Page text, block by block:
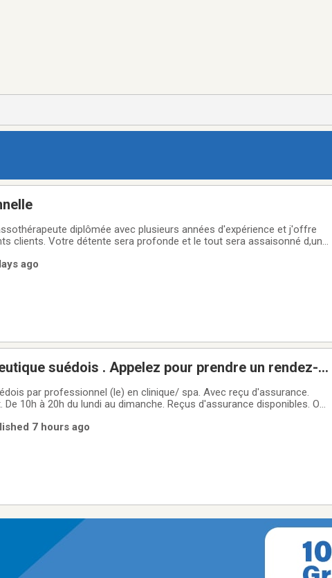
diplômée avec plusieurs années d'expérience et j'offre
clients. Votre détente sera profonde et le tout sera assaisonné d,une
ago
un rendez-
par professionnel (le) en clinique/ spa. Avec reçu d'assurance.
10h à 20h du lundi au dimanche. Reçus d'assurance disponibles. On
7 hours ago